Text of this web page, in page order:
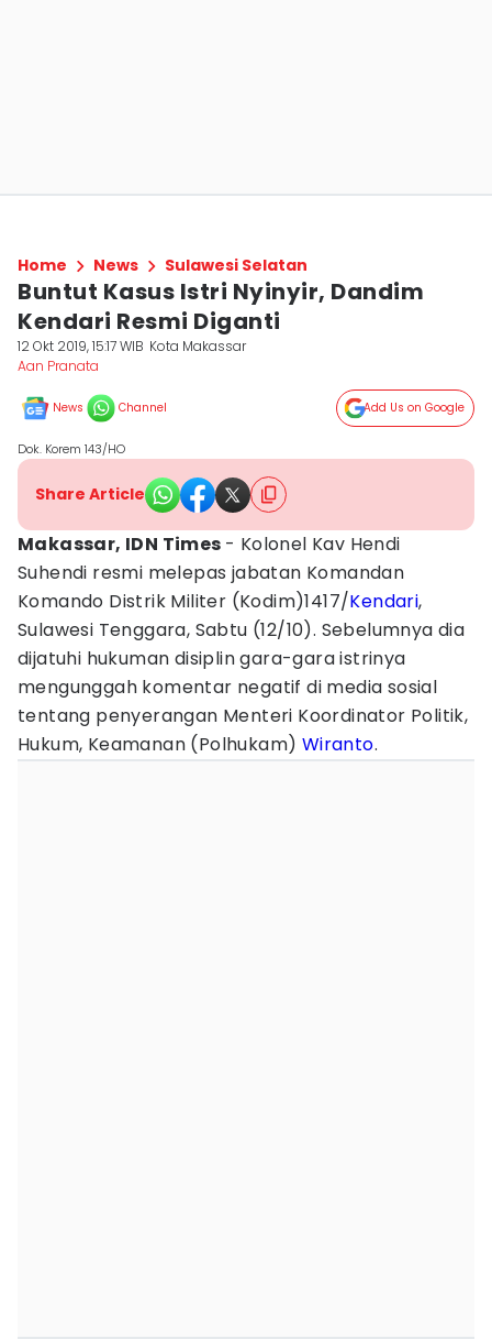
Home News Sulawesi Selatan
Buntut Kasus Istri Nyinyir, Dandim
Kendari Resmi Diganti
12 Okt 2019, 15:17 WIB Kota Makassar
Aan Pranata
News Channel Add Us on Google
Dok. Korem 143/HO
Share Article
Makassar, IDN Times - Kolonel Kav Hendi
Suhendi resmi melepas jabatan Komandan
Komando Distrik Militer (Kodim)1417/Kendari,
Sulawesi Tenggara, Sabtu (12/10). Sebelumnya dia
dijatuhi hukuman disiplin gara-gara istrinya
mengunggah komentar negatif di media sosial
tentang penyerangan Menteri Koordinator Politik,
Hukum, Keamanan (Polhukam) Wiranto.